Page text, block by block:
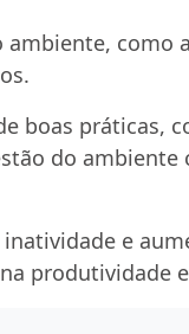
como
boas práticas,
do
e
produtividade